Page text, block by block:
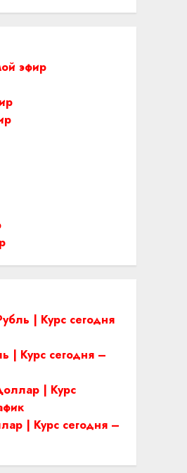
эфир
| Курс сегодня
| Курс сегодня –
| Курс
| Курс сегодня –